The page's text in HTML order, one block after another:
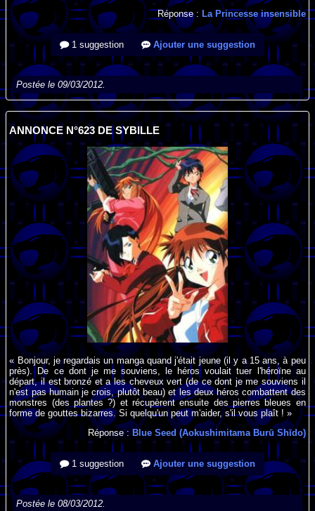
Réponse : La Princesse insensible
1 suggestion Ajouter une suggestion
Postée le 09/03/2012.
ANNONCE N°623 DE SYBILLE
« Bonjour, je regardais un manga quand j'était jeune (il y a 15 ans, à peu
près). De ce dont je me souviens, le héros voulait tuer l'héroïne au
départ, il est bronzé et a les cheveux vert (de ce dont je me souviens il
n'est pas humain je crois, plutôt beau) et les deux héros combattent des
monstres (des plantes ?) et récupèrent ensuite des pierres bleues en
forme de gouttes bizarres. Si quelqu'un peut m'aider, s'il vous plaît ! »
Réponse : Blue Seed (Aokushimitama Burū Shīdo)
1 suggestion Ajouter une suggestion
Postée le 08/03/2012.